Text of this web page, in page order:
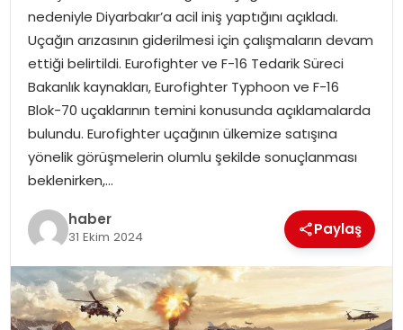
YAŞAM
MAGAZIN
SAĞLIK
SOSYAL HABER
nedeniyle Diyarbakır’a acil iniş yaptığını açıkladı.
Uçağın arızasının giderilmesi için çalışmaların devam
ettiği belirtildi. Eurofighter ve F-16 Tedarik Süreci
Bakanlık kaynakları, Eurofighter Typhoon ve F-16
Blok-70 uçaklarının temini konusunda açıklamalarda
bulundu. Eurofighter uçağının ülkemize satışına
yönelik görüşmelerin olumlu şekilde sonuçlanması
beklenirken,…
haber
31 Ekim 2024 Paylaş